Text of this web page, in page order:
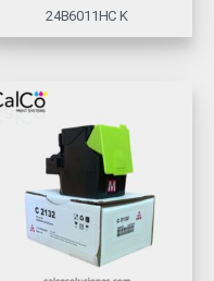
24B6011HC K